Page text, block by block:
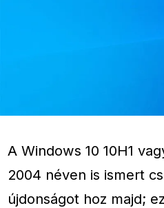
A Windows 10 10H1
2004 néven is ismert
újdonságot hoz majd;